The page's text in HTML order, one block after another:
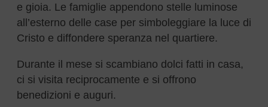
e gioia. Le famiglie appendono stelle luminose
all’esterno delle case per simboleggiare la luce di
Cristo e diffondere speranza nel quartiere.
Durante il mese si scambiano dolci fatti in casa,
ci si visita reciprocamente e si offrono
benedizioni e auguri.